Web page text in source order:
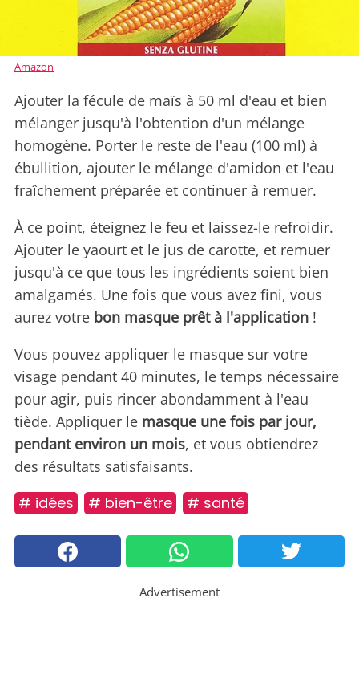
Amazon
Ajouter la fécule de maïs à 50 ml d'eau et bien
mélanger jusqu'à l'obtention d'un mélange
homogène. Porter le reste de l'eau (100 ml) à
ébullition, ajouter le mélange d'amidon et l'eau
fraîchement préparée et continuer à remuer.
À ce point, éteignez le feu et laissez-le refroidir.
Ajouter le yaourt et le jus de carotte, et remuer
jusqu'à ce que tous les ingrédients soient bien
amalgamés. Une fois que vous avez fini, vous
aurez votre bon masque prêt à l'application !
Vous pouvez appliquer le masque sur votre
visage pendant 40 minutes, le temps nécessaire
pour agir, puis rincer abondamment à l'eau
tiède. Appliquer le masque une fois par jour,
pendant environ un mois, et vous obtiendrez
des résultats satisfaisants.
# idées # bien-être # santé
Advertisement